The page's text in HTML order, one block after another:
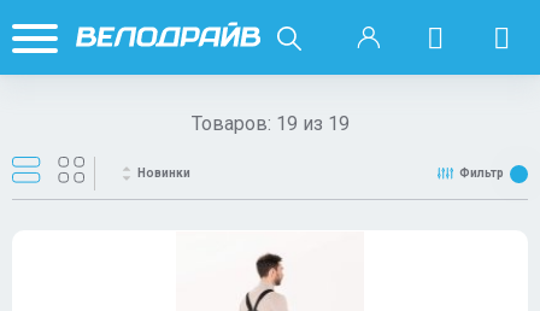
Товаров: 19 из 19
Новинки Фильтр